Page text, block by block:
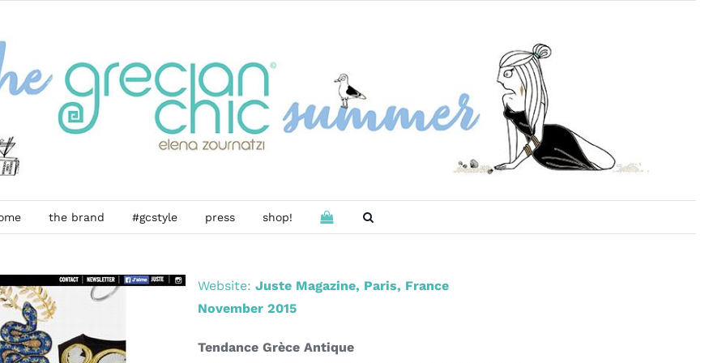
the brand #gcstyle press shop!
Website: Juste Magazine, Paris, France
November 2015
Tendance Grèce Antique